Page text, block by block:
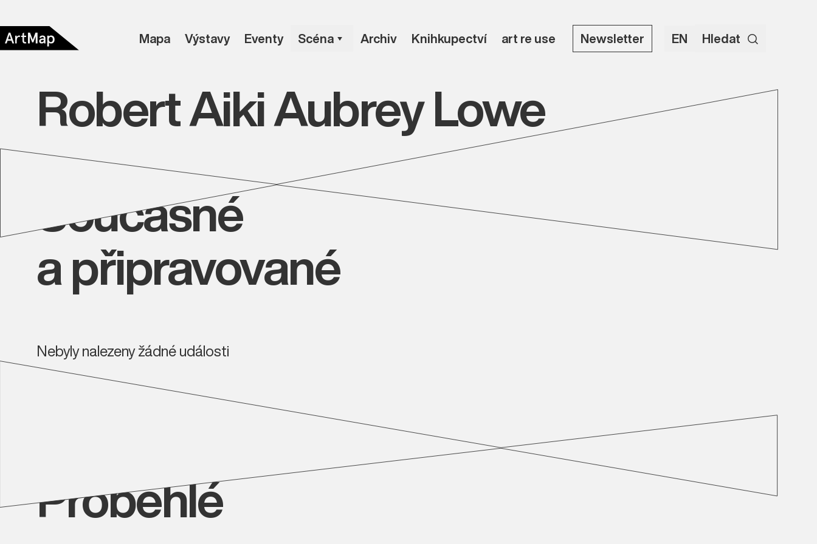
Mapa Výstavy Eventy Scéna Archiv Knihkupectví art re use Newsletter EN Hledat
Robert Aiki Aubrey Lowe
Současné
a připravované
Nebyly nalezeny žádné události
Proběhlé